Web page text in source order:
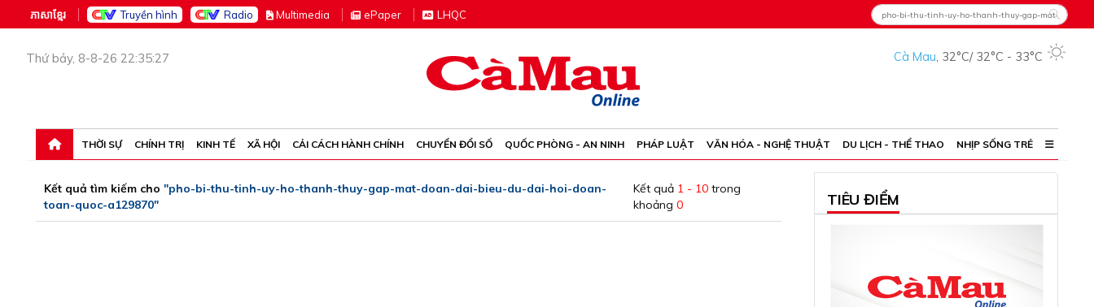
ភាសាខ្មែរ Truyền hình Radio Multimedia ePaper LHQC
Thứ bảy, 8-8-26 22:35:27 Cà Mau, 32°C/ 32°C - 33°C
THỜI SỰ CHÍNH TRỊ KINH TẾ XÃ HỘI CẢI CÁCH HÀNH CHÍNH CHUYỂN ĐỔI SỐ QUỐC PHÒNG - AN NINH PHÁP LUẬT VĂN HÓA - NGHỆ THUẬT DU LỊCH - THỂ THAO NHỊP SỐNG TRẺ
Kết quả tìm kiếm cho "pho-bi-thu-tinh-uy-ho-thanh-thuy-gap-mat-doan-dai-bieu-du-dai-hoi-doan-
toan-quoc-a129870"
Kết quả 1 - 10 trong
khoảng0 TIÊU ĐIỂM